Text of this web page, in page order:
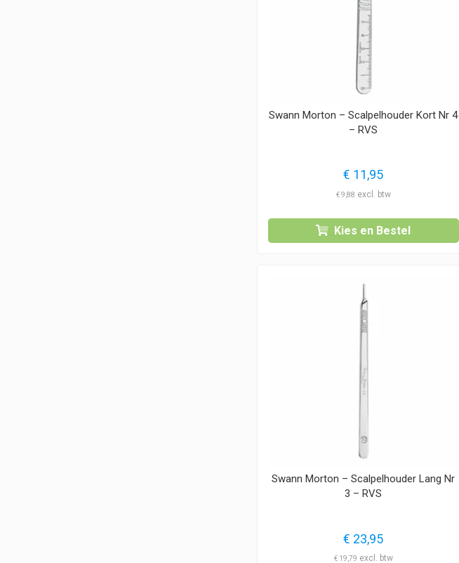
Swann Morton – Scalpelhouder Kort Nr 4
– RVS
€ 11,95
€9,88
Kies en Bestel
Swann Morton – Scalpelhouder Lang Nr
3 – RVS
€ 23,95
€19,79